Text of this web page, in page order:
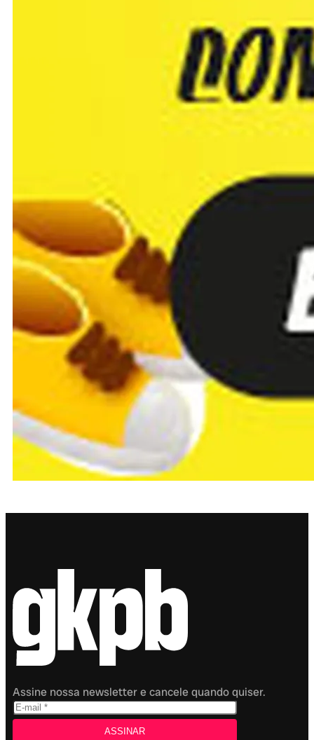
Assine nossa newsletter e cancele quando quiser.